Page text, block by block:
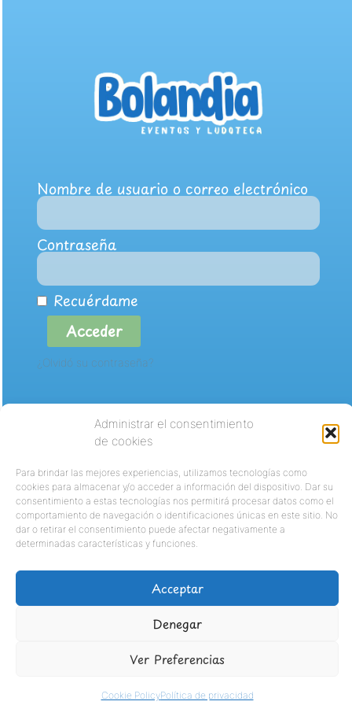
Administrar el consentimiento
de cookies
Para brindar las mejores experiencias, utilizamos tecnologías como
cookies para almacenar y/o acceder a información del dispositivo. Dar su
consentimiento a estas tecnologías nos permitirá procesar datos como el
comportamiento de navegación o identificaciones únicas en este sitio. No
dar o retirar el consentimiento puede afectar negativamente a
determinadas características y funciones.
Acceptar
Denegar
Ver Preferencias
Cookie PolicyPolítica de privacidad
Nombre de usuario o correo electrónico
Contraseña
Recuérdame
Acceder
¿Olvidó su contraseña?